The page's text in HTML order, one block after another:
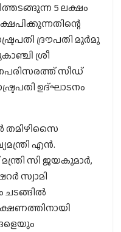
5 ലക്ഷം
ദ്രൗപതി മുർമു
ശ്രീ
സീഡ്
ഉദ്ഘാടനം
തമിഴിസൈ
എൻ.
സി ജയകുമാർ,
സ്വാമി
ചടങ്ങിൽ